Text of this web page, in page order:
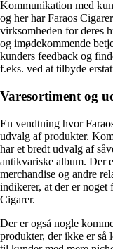
Kommunikation med
og her har Faraos
virksomheden for deres
og imødekommende
kunders feedback og
f.eks. ved at tilbyde
Varesortiment og
En vendtning hvor
udvalg af produkter.
har et bredt udvalg af
antikvariske album. Der
merchandise og andre
indikerer, at der er noget
Cigarer.
Der er også nogle
produkter, der ikke er så